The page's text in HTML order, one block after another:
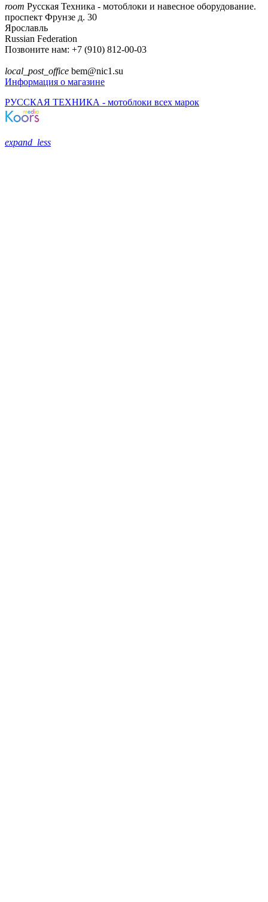
room Русская Техника - мотоблоки и навесное оборудование.
проспект Фрунзе д. 30
Ярославль
Russian Federation
Позвоните нам: +7 (910) 812-00-03
local_post_office bem@nic1.su
Информация о магазине
РУССКАЯ ТЕХНИКА - мотоблоки всех марок
expand_less